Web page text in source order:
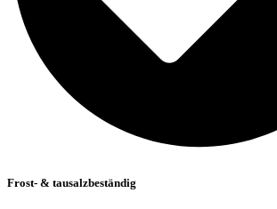
Frost- & tausalzbeständig